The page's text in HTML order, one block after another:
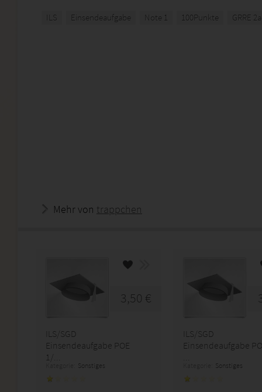
ILS Einsendeaufgabe Note 1 100Punkte GRRE
Mehr von trappchen
3,50 €
ILS/SGD
Einsendeaufgabe POE
1/...
Sonstiges
ILS/SGD
Einsendeaufgabe
Sonstiges